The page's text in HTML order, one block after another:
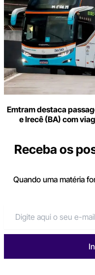
Emtram destaca
e Irecê (BA) com
Receba os
Quando uma matéria